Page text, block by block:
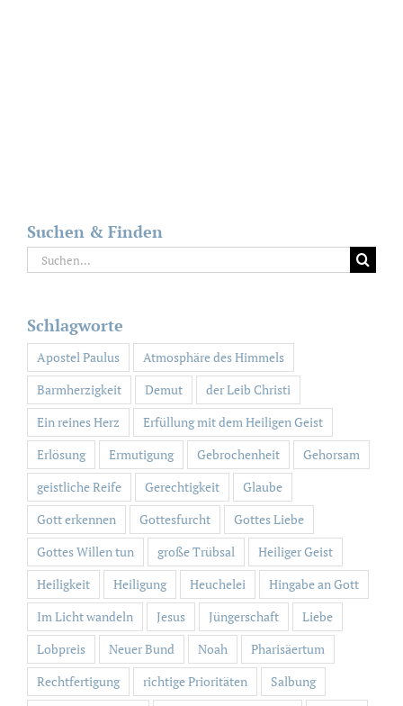
Suchen & Finden
Suche
nach:
Schlagworte
Apostel Paulus
Atmosphäre des Himmels
Barmherzigkeit
Demut
der Leib Christi
Ein reines Herz
Erfüllung mit dem Heiligen Geist
Erlösung
Ermutigung Gebrochenheit
Gehorsam
geistliche Reife
Gerechtigkeit
Glaube
Gott erkennen
Gottesfurcht
Gottes Liebe
Gottes Willen tun
große Trübsal
Heiliger Geist
Heiligkeit
Heiligung Heuchelei
Hingabe an Gott
Im Licht wandeln
Jesus Jüngerschaft
Liebe
Lobpreis
Neuer Bund Noah
Pharisäertum
Rechtfertigung
richtige Prioritäten
Salbung